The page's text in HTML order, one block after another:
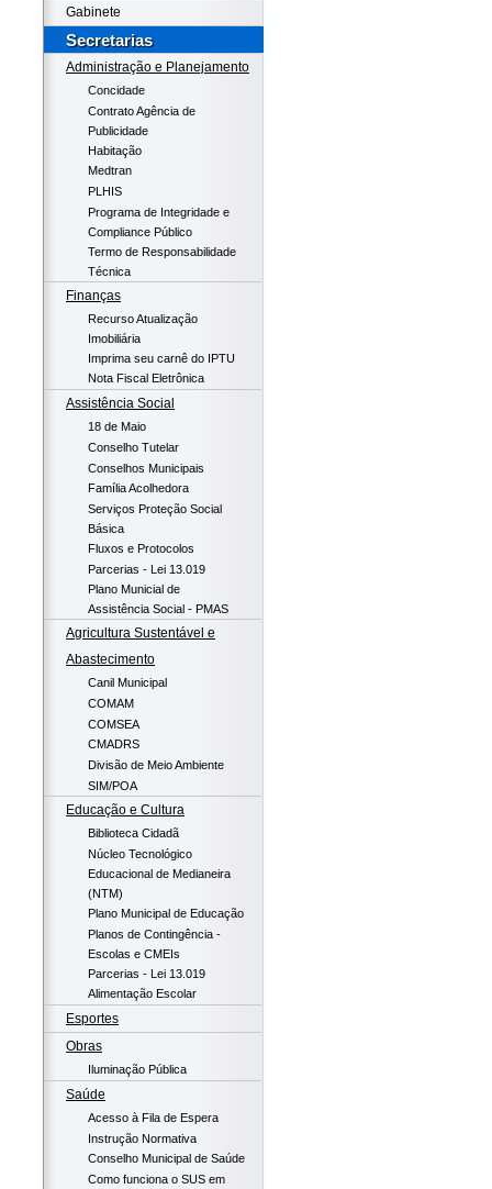
Gabinete
Secretarias
Administração e Planejamento
Concidade
Contrato Agência de
Publicidade
Habitação
Medtran
PLHIS
Programa de Integridade e
Compliance Público
Termo de Responsabilidade
Técnica
Finanças
Recurso Atualização
Imobiliária
Imprima seu carnê do IPTU
Nota Fiscal Eletrônica
Assistência Social
18 de Maio
Conselho Tutelar
Conselhos Municipais
Família Acolhedora
Serviços Proteção Social
Básica
Fluxos e Protocolos
Parcerias - Lei 13.019
Plano Municial de
Assistência Social - PMAS
Agricultura Sustentável e
Abastecimento
Canil Municipal
COMAM
COMSEA
CMADRS
Divisão de Meio Ambiente
SIM/POA
Educação e Cultura
Biblioteca Cidadã
Núcleo Tecnológico
Educacional de Medianeira
(NTM)
Plano Municipal de Educação
Planos de Contingência -
Escolas e CMEIs
Parcerias - Lei 13.019
Alimentação Escolar
Esportes
Obras
Iluminação Pública
Saúde
Acesso à Fila de Espera
Instrução Normativa
Conselho Municipal de Saúde
Como funciona o SUS em